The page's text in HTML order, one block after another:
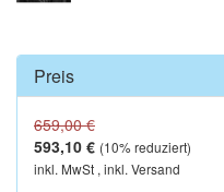
Preis
659,00 €
593,10 € (10% reduziert)
inkl. MwSt , inkl. Versand